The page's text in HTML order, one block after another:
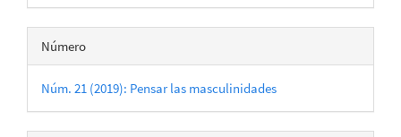
Número
Núm. 21 (2019): Pensar las masculinidades